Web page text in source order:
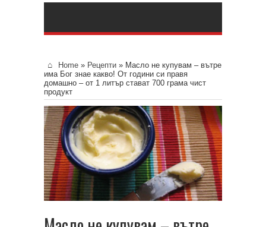
Home » Рецепти » Масло не купувам – вътре
има Бог знае какво! От години си правя
домашно – от 1 литър стават 700 грама чист
продукт